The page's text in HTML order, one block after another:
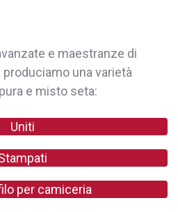
e maestranze di
una varietà
e misto seta:
Uniti
per camiceria